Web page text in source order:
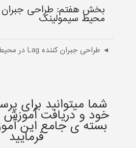
محیط سیمولینک
◄ طراحی جبران کننده Lag در محیط سیمولینک
شما میتوانید برای
خود و دریافت
بسته ی جامع این
فرمایید